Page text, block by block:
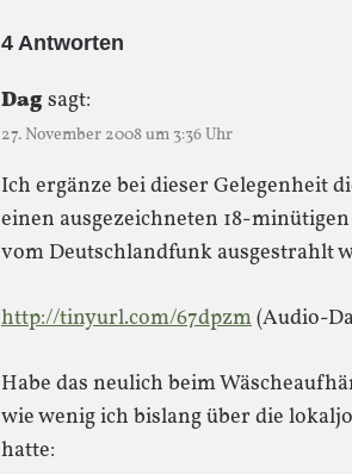
4 Antworten
Dagsagt:
27. November 2008 um 3:36 Uhr
Ich ergänze bei dieser Gelegenheit
einen ausgezeichneten 18-
vom Deutschlandfunk ausgestrahlt
http://tinyurl.com/67dpzm(Audio-
Habe das neulich beim
wie wenig ich bislang über die
hatte: